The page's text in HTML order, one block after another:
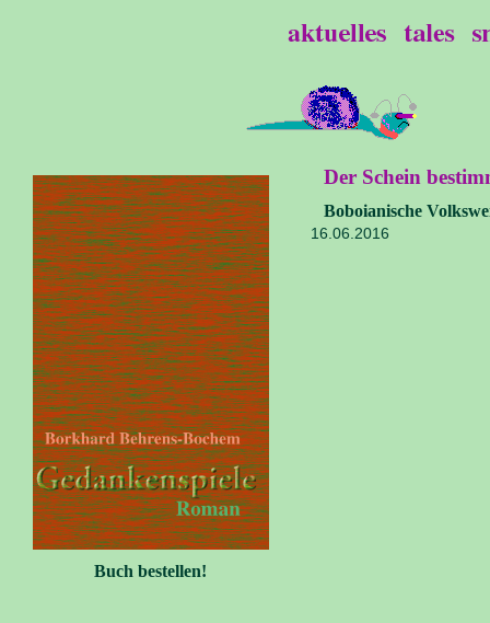
Buch bestellen!
Der Schein
Boboianische
16.06.2016